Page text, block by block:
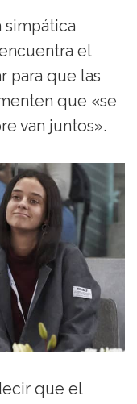
simpática
el
para que las
que «se
van juntos».
que el